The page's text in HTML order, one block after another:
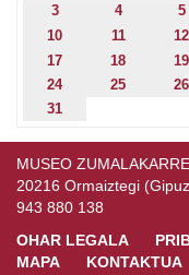
3
4 5
10
11 12
17
18 19
24
25 26
31
MUSEO
20216 Ormaiztegi
943 880 138
OHAR LEGALA
MAPA
KONTAKTUA